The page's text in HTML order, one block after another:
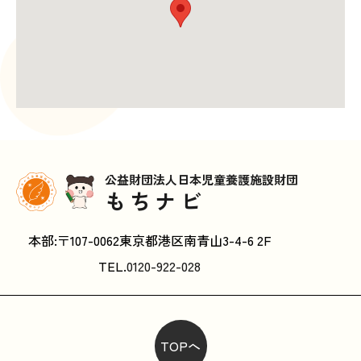
公益財団法人日本児童養護施設財団
もちナビ
本部:〒107-0062東京都港区南青山3-4-6 2F
TEL.0120-922-028
TOPへ